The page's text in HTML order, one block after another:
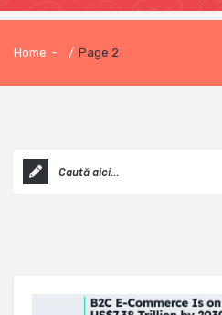
Home - / Page 2